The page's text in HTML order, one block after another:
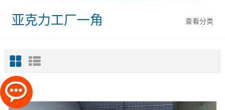
查看分类
亚克力工厂一角